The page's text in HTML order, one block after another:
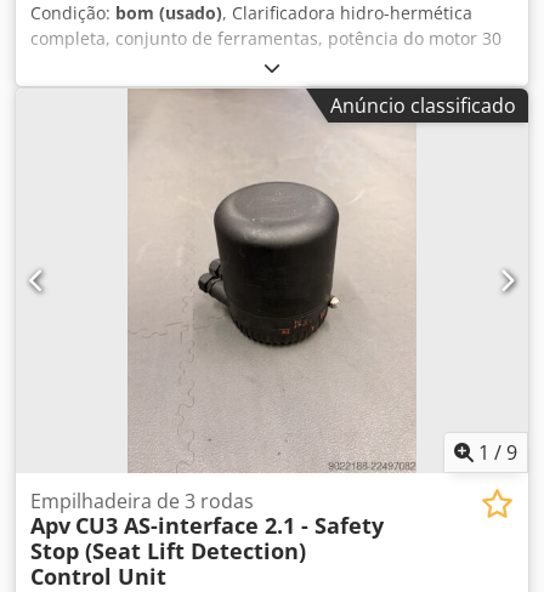
Condição: bom (usado), Clarificadora hidro-hermética
completa, conjunto de ferramentas, potência do motor 30
kW, documentação e revista. Preço: 35.000 euros.
Dwodpfxoy Rtlzo Apwsa
Anúncio classificado
1 /9
Empilhadeira de 3 rodas
Apv CU3 AS-interface 2.1 - Safety
Stop (Seat Lift Detection)
Control Unit